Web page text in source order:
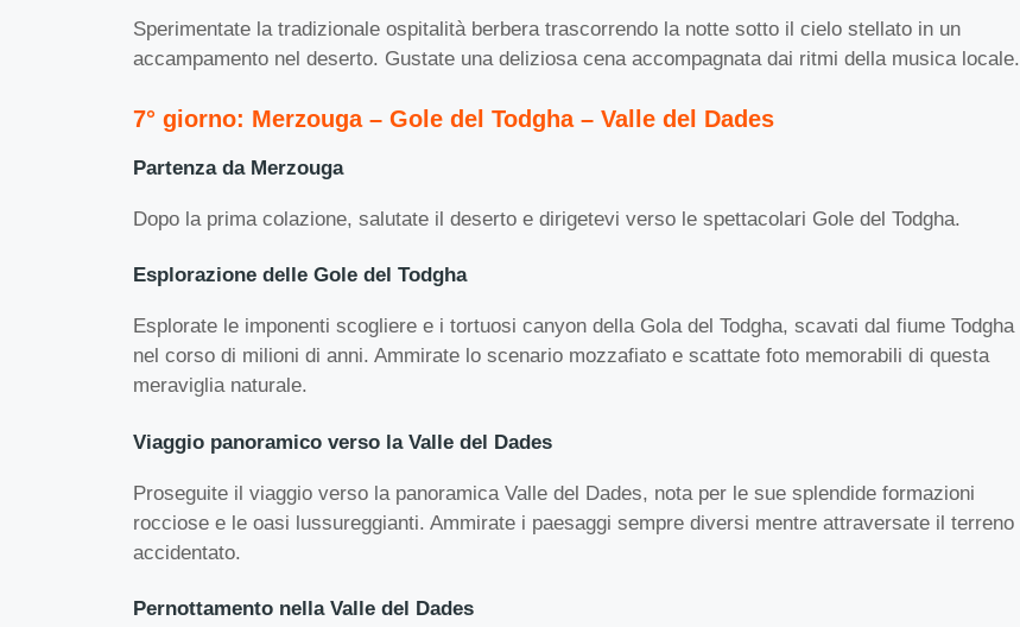
Sperimentate la tradizionale ospitalità berbera trascorrendo la notte sotto il cielo stellato in un
accampamento nel deserto. Gustate una deliziosa cena accompagnata dai ritmi della musica locale.
7° giorno: Merzouga – Gole del Todgha – Valle del Dades
Partenza da Merzouga
Dopo la prima colazione, salutate il deserto e dirigetevi verso le spettacolari Gole del Todgha.
Esplorazione delle Gole del Todgha
Esplorate le imponenti scogliere e i tortuosi canyon della Gola del Todgha, scavati dal fiume Todgha
nel corso di milioni di anni. Ammirate lo scenario mozzafiato e scattate foto memorabili di questa
meraviglia naturale.
Viaggio panoramico verso la Valle del Dades
Proseguite il viaggio verso la panoramica Valle del Dades, nota per le sue splendide formazioni
rocciose e le oasi lussureggianti. Ammirate i paesaggi sempre diversi mentre attraversate il terreno
accidentato.
Pernottamento nella Valle del Dades